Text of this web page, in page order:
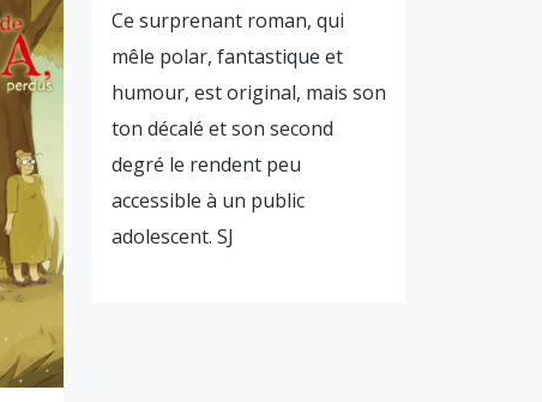
Ce surprenant roman, qui
mêle polar, fantastique et
humour, est original, mais son
ton décalé et son second
degré le rendent peu
accessible à un public
adolescent. SJ